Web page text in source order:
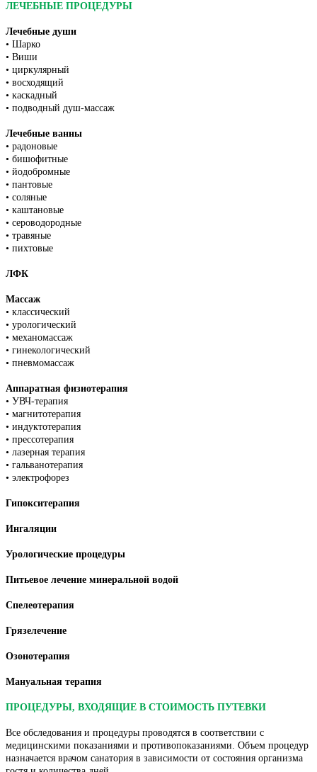
ЛЕЧЕБНЫЕ ПРОЦЕДУРЫ
Лечебные души
• Шарко
• Виши
• циркулярный
• восходящий
• каскадный
• подводный душ-массаж
Лечебные ванны
• радоновые
• бишофитные
• йодобромные
• пантовые
• соляные
• каштановые
• сероводородные
• травяные
• пихтовые
ЛФК
Массаж
• классический
• урологический
• механомассаж
• гинекологический
• пневмомассаж
Аппаратная физиотерапия
• УВЧ-терапия
• магнитотерапия
• индуктотерапия
• прессотерапия
• лазерная терапия
• гальванотерапия
• электрофорез
Гипокситерапия
Ингаляции
Урологические процедуры
Питьевое лечение минеральной водой
Спелеотерапия
Грязелечение
Озонотерапия
Мануальная терапия
ПРОЦЕДУРЫ, ВХОДЯЩИЕ В СТОИМОСТЬ ПУТЕВКИ
Все обследования и процедуры проводятся в соответствии с
медицинскими показаниями и противопоказаниями. Объем процедур
назначается врачом санатория в зависимости от состояния организма